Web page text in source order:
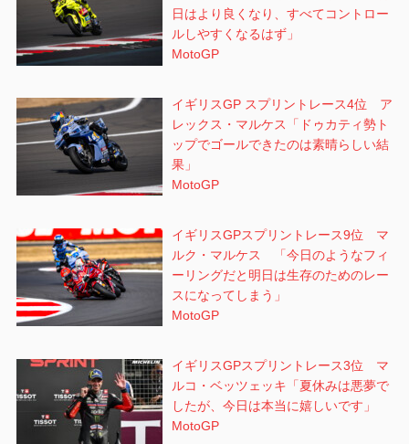
日はより良くなり、すべてコントロー
ルしやすくなるはず」
MotoGP
イギリスGP スプリントレース4位 ア
レックス・マルケス「ドゥカティ勢ト
ップでゴールできたのは素晴らしい結
果」
MotoGP
イギリスGPスプリントレース9位 マ
ルク・マルケス 「今日のようなフィ
ーリングだと明日は生存のためのレー
スになってしまう」
MotoGP
イギリスGPスプリントレース3位 マ
ルコ・ベッツェッキ「夏休みは悪夢で
したが、今日は本当に嬉しいです」
MotoGP